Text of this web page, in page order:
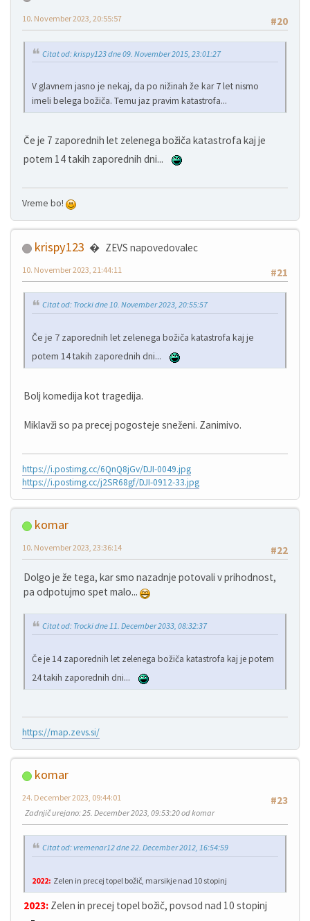
#20
10. November 2023, 20:55:57
Citat od: krispy123 dne 09. November 2015, 23:01:27
V glavnem jasno je nekaj, da po nižinah že kar 7 let nismo
imeli belega božiča. Temu jaz pravim katastrofa...
Če je 7 zaporednih let zelenega božiča katastrofa kaj je
potem 14 takih zaporednih dni...
Vreme bo!
krispy123
ZEVS napovedovalec
#21
10. November 2023, 21:44:11
Citat od: Trocki dne 10. November 2023, 20:55:57
Če je 7 zaporednih let zelenega božiča katastrofa kaj je
potem 14 takih zaporednih dni...
Bolj komedija kot tragedija.
Miklavži so pa precej pogosteje sneženi. Zanimivo.
https://i.postimg.cc/6QnQ8jGv/DJI-0049.jpg
https://i.postimg.cc/j2SR68gf/DJI-0912-33.jpg
komar
#22
10. November 2023, 23:36:14
Dolgo je že tega, kar smo nazadnje potovali v prihodnost,
pa odpotujmo spet malo...
Citat od: Trocki dne 11. December 2033, 08:32:37
Če je 14 zaporednih let zelenega božiča katastrofa kaj je potem
24 takih zaporednih dni...
https://map.zevs.si/
komar
#23
24. December 2023, 09:44:01
Zadnjič urejano: 25. December 2023, 09:53:20 od komar
Citat od: vremenar12 dne 22. December 2012, 16:54:59
2022: Zelen in precej topel božič, marsikje nad 10 stopinj
2023: Zelen in precej topel božič, povsod nad 10 stopinj